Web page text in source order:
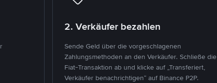
2. Verkäufer bezahlen
Sende Geld über die vorgeschlagenen
Zahlungsmethoden an den Verkäufer. Schließe die
Fiat-Transaktion ab und klicke auf „Transferiert,
Verkäufer benachrichtigen“ auf Binance P2P.